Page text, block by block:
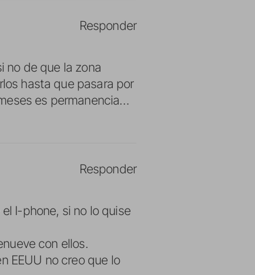
no de que la zona
hasta que pasara por
es permanencia…
Responder
I-phone, si no lo quise
con ellos.
EEUU no creo que lo
Responder